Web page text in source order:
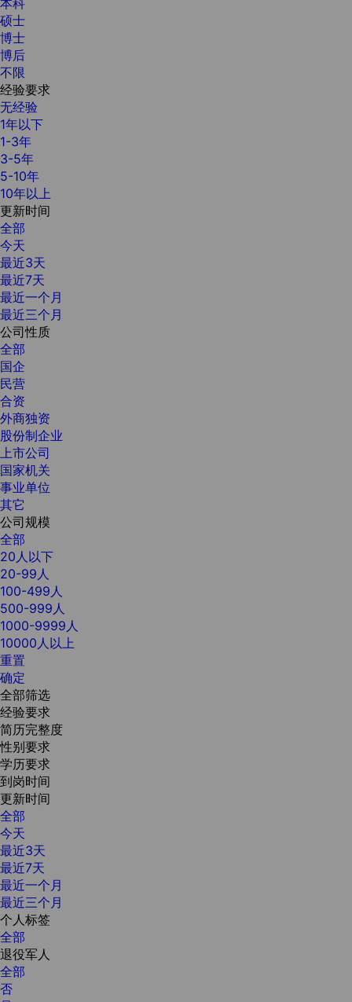
硕士
博士
博后
不限
经验要求
无经验
1年以下
1-3年
3-5年
5-10年
10年以上
更新时间
全部
今天
最近3天
最近7天
最近一个月
最近三个月
公司性质
全部
国企
民营
合资
外商独资
股份制企业
上市公司
国家机关
事业单位
其它
公司规模
全部
20人以下
20-99人
100-499人
500-999人
1000-9999人
10000人以上
重置
确定
全部筛选
经验要求
简历完整度
性别要求
学历要求
到岗时间
更新时间
全部
今天
最近3天
最近7天
最近一个月
最近三个月
个人标签
全部
退役军人
全部
否